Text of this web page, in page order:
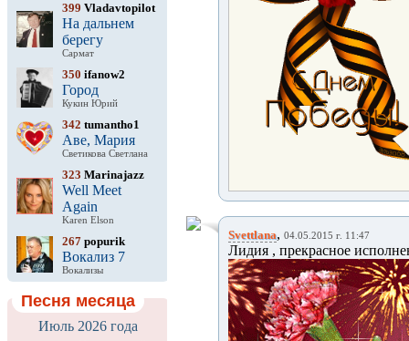
399 Vladavtopilot
На дальнем
берегу
Сармат
350 ifanow2
Город
Кукин Юрий
342 tumantho1
Аве, Мария
Светикова Светлана
323 Marinajazz
Well Meet
Again
Karen Elson
267 popurik
Вокализ 7
Вокализы
Песня месяца
Июль 2026 года
Svettlana, 04.05.2015 г. 11:47
Лидия , прекрасное